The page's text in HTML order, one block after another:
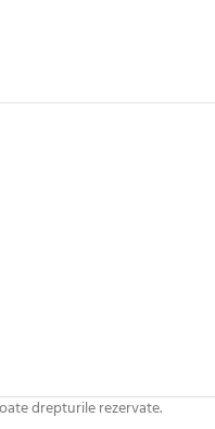
drepturile rezervate.